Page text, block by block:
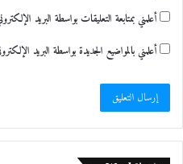
نشاطه “منتدى
الله
البريكي مدير بيت الشعر
أحياها
أعلمني بمتابعة التعليقات بواسطة البريد
أعلمني بالمواضيع الجديدة بواسطة البريد